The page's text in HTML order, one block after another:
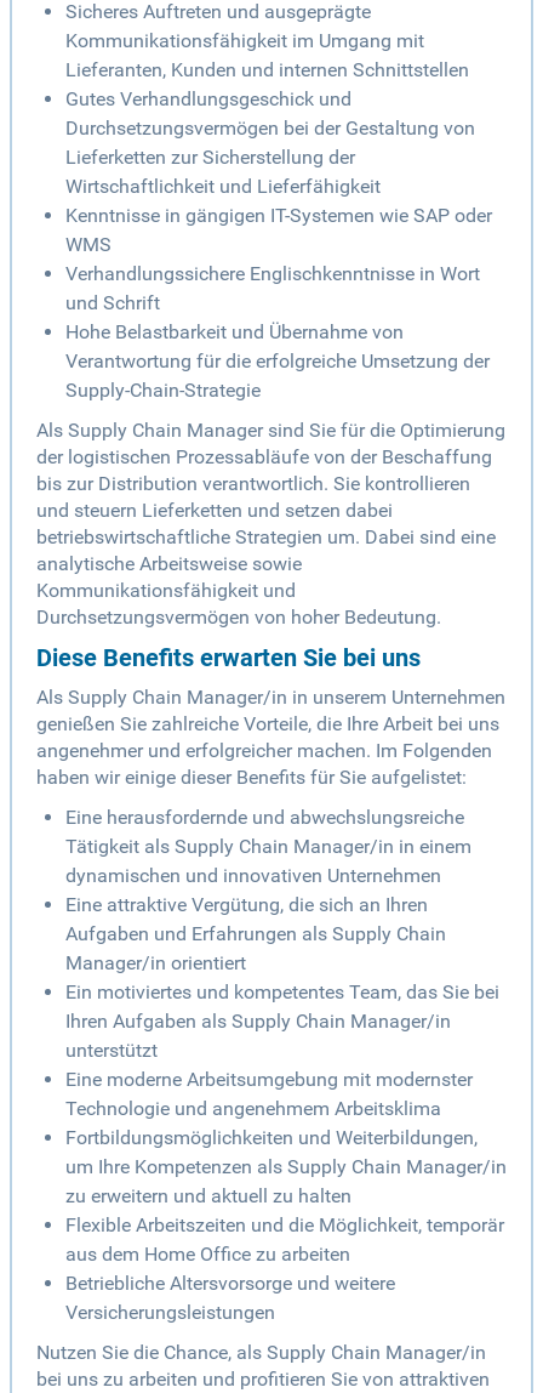
Sicheres Auftreten und ausgeprägte
Kommunikationsfähigkeit im Umgang mit
Lieferanten, Kunden und internen Schnittstellen
Gutes Verhandlungsgeschick und
Durchsetzungsvermögen bei der Gestaltung von
Lieferketten zur Sicherstellung der
Wirtschaftlichkeit und Lieferfähigkeit
Kenntnisse in gängigen IT-Systemen wie SAP oder
WMS
Verhandlungssichere Englischkenntnisse in Wort
und Schrift
Hohe Belastbarkeit und Übernahme von
Verantwortung für die erfolgreiche Umsetzung der
Supply-Chain-Strategie
Als Supply Chain Manager sind Sie für die Optimierung
der logistischen Prozessabläufe von der Beschaffung
bis zur Distribution verantwortlich. Sie kontrollieren
und steuern Lieferketten und setzen dabei
betriebswirtschaftliche Strategien um. Dabei sind eine
analytische Arbeitsweise sowie
Kommunikationsfähigkeit und
Durchsetzungsvermögen von hoher Bedeutung.
Diese Benefits erwarten Sie bei uns
Als Supply Chain Manager/in in unserem Unternehmen
genießen Sie zahlreiche Vorteile, die Ihre Arbeit bei uns
angenehmer und erfolgreicher machen. Im Folgenden
haben wir einige dieser Benefits für Sie aufgelistet:
Eine herausfordernde und abwechslungsreiche
Tätigkeit als Supply Chain Manager/in in einem
dynamischen und innovativen Unternehmen
Eine attraktive Vergütung, die sich an Ihren
Aufgaben und Erfahrungen als Supply Chain
Manager/in orientiert
Ein motiviertes und kompetentes Team, das Sie bei
Ihren Aufgaben als Supply Chain Manager/in
unterstützt
Eine moderne Arbeitsumgebung mit modernster
Technologie und angenehmem Arbeitsklima
Fortbildungsmöglichkeiten und Weiterbildungen,
um Ihre Kompetenzen als Supply Chain Manager/in
zu erweitern und aktuell zu halten
Flexible Arbeitszeiten und die Möglichkeit, temporär
aus dem Home Office zu arbeiten
Betriebliche Altersvorsorge und weitere
Versicherungsleistungen
Nutzen Sie die Chance, als Supply Chain Manager/in
bei uns zu arbeiten und profitieren Sie von attraktiven